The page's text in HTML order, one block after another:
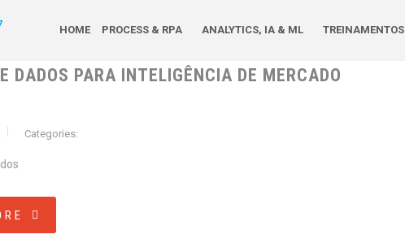
HOME PROCESS & RPA ANALYTICS, IA & ML TREINAMENTOS
DADOS PARA INTELIGÊNCIA DE MERCADO
Categories: